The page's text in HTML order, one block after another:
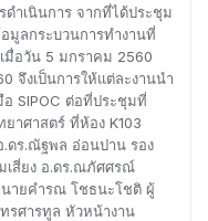
ดำเนินการ จากที่ได้ประชุม
มูลกระบวนการทำงานที่
มื่อวัน 5 มกราคม 2560
จึงเป็นการให้แต่ละงานนำ
อ SIPOC ต่อที่ประชุมที่
าศาสตร์ ที่ห้อง K103
.ดร.ณัฐพล อ่อนปาน รอง
สี่ยง อ.ดร.ณภัศศรณ์
ายคำรณ โชธนะโชติ ผู้
รศารทูล หัวหน้างาน